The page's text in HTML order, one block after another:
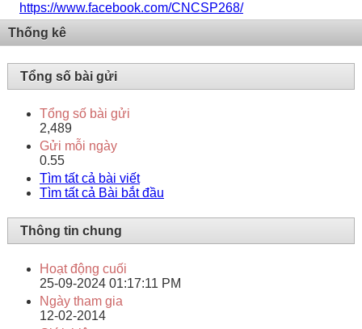
https://www.facebook.com/CNCSP268/
Thống kê
Tổng số bài gửi
Tổng số bài gửi
2,489
Gửi mỗi ngày
0.55
Tìm tất cả bài viết
Tìm tất cả Bài bắt đầu
Thông tin chung
Hoạt động cuối
25-09-2024 01:17:11 PM
Ngày tham gia
12-02-2014